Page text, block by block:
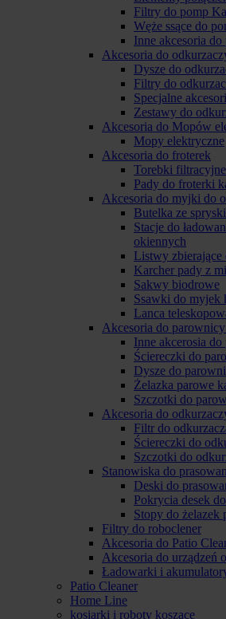
Filtry do pomp
Węże ssące do
Inne akcesoria
Akcesoria do
Dysze do
Filtry do
Specjalne
Zestawy do
Akcesoria do Mopów
Mopy elektryczne
Akcesoria do froterek
Torebki
Pady do froterki
Akcesoria do myjki do
Butelka ze
Stacje do
okiennych
Listwy zbierające
Karcher pady z
Sakwy biodrowe
Ssawki do myjek
Lanca
Akcesoria do
Inne akcerosia
Ściereczki do
Dysze do
Żelazka parowe
Szczotki do
Akcesoria do
Filtr do
Ściereczki do
Szczotki do
Stanowiska do
Deski do
Pokrycia desek
Stopy do żelazek
Filtry do roboclener
Akcesoria do Patio
Akcesoria do urządzeń
Ładowarki i
Patio Cleaner
Home Line
kosiarki i roboty koszące